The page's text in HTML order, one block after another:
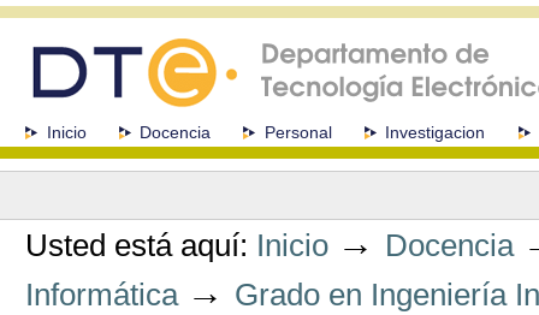
navegación
SeccionesInicio Docencia Personal Investigacion
Herramientas
Usted está aquí: Inicio → Docencia
Informática → Grado en Ingeniería